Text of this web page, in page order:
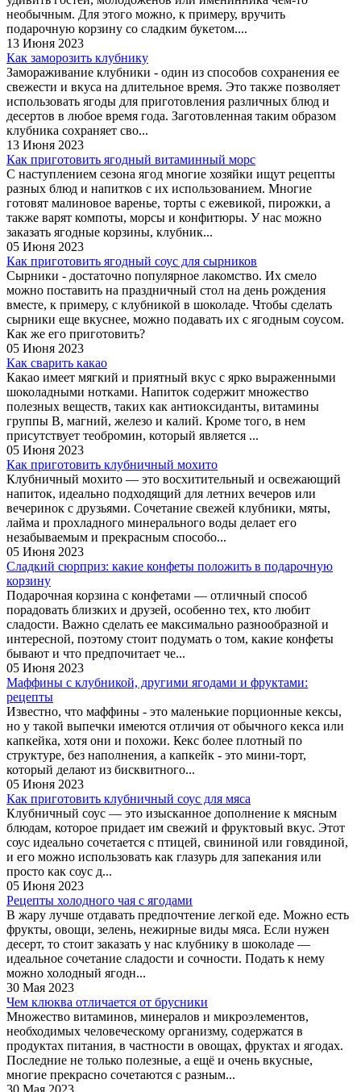
необычным. Для этого можно, к примеру, вручить
подарочную корзину со сладким букетом....
13 Июня 2023
Как заморозить клубнику
Замораживание клубники - один из способов сохранения ее
свежести и вкуса на длительное время. Это также позволяет
использовать ягоды для приготовления различных блюд и
десертов в любое время года. Заготовленная таким образом
клубника сохраняет сво...
13 Июня 2023
Как приготовить ягодный витаминный морс
С наступлением сезона ягод многие хозяйки ищут рецепты
разных блюд и напитков с их использованием. Многие
готовят малиновое варенье, торты с ежевикой, пирожки, а
также варят компоты, морсы и конфитюры. У нас можно
заказать ягодные корзины, клубник...
05 Июня 2023
Как приготовить ягодный соус для сырников
Сырники - достаточно популярное лакомство. Их смело
можно поставить на праздничный стол на день рождения
вместе, к примеру, с клубникой в шоколаде. Чтобы сделать
сырники еще вкуснее, можно подавать их с ягодным соусом.
Как же его приготовить?
05 Июня 2023
Как сварить какао
Какао имеет мягкий и приятный вкус с ярко выраженными
шоколадными нотками. Напиток содержит множество
полезных веществ, таких как антиоксиданты, витамины
группы B, магний, железо и калий. Кроме того, в нем
присутствует теобромин, который является ...
05 Июня 2023
Как приготовить клубничный мохито
Клубничный мохито — это восхитительный и освежающий
напиток, идеально подходящий для летних вечеров или
вечеринок с друзьями. Сочетание свежей клубники, мяты,
лайма и прохладного минерального воды делает его
незабываемым и прекрасным способо...
05 Июня 2023
Сладкий сюрприз: какие конфеты положить в подарочную
корзину
Подарочная корзина с конфетами — отличный способ
порадовать близких и друзей, особенно тех, кто любит
сладости. Важно сделать ее максимально разнообразной и
интересной, поэтому стоит подумать о том, какие конфеты
бывают и что предпочитает че...
05 Июня 2023
Маффины с клубникой, другими ягодами и фруктами:
рецепты
Известно, что маффины - это маленькие порционные кексы,
но у такой выпечки имеются отличия от обычного кекса или
капкейка, хотя они и похожи. Кекс более плотный по
структуре, без наполнения, а капкейк - это мини-торт,
который делают из бисквитного...
05 Июня 2023
Как приготовить клубничный соус для мяса
Клубничный соус — это изысканное дополнение к мясным
блюдам, которое придает им свежий и фруктовый вкус. Этот
соус идеально сочетается с птицей, свининой или говядиной,
и его можно использовать как глазурь для запекания или
просто как соус д...
05 Июня 2023
Рецепты холодного чая с ягодами
В жару лучше отдавать предпочтение легкой еде. Можно есть
фрукты, овощи, зелень, нежирные виды мяса. Если нужен
десерт, то стоит заказать у нас клубнику в шоколаде —
идеальное сочетание сладости и сочности. Подать к нему
можно холодный ягодн...
30 Мая 2023
Чем клюква отличается от брусники
Множество витаминов, минералов и микроэлементов,
необходимых человеческому организму, содержатся в
продуктах питания, в частности в овощах, фруктах и ягодах.
Последние не только полезные, а ещё и очень вкусные,
многие прекрасно сочетаются с разным...
30 Мая 2023